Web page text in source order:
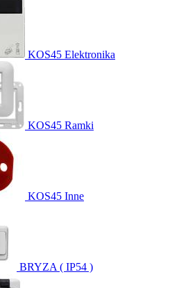
KOS45 Elektronika
KOS45 Ramki
KOS45 Inne
BRYZA ( IP54 )